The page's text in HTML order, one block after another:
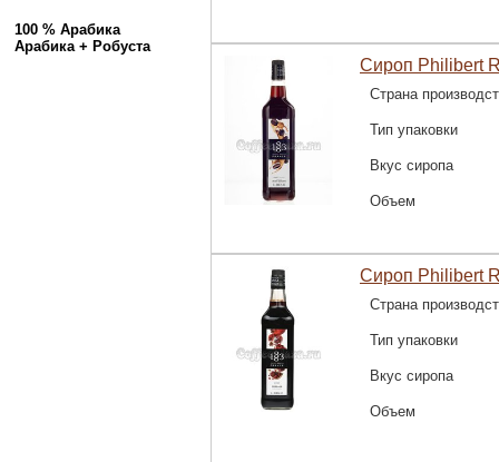
100 % Арабика
Арабика + Робуста
Сироп Philibert
Страна
Тип упаковки
Вкус сиропа
Объем
Сироп Philibert
Страна
Тип упаковки
Вкус сиропа
Объем